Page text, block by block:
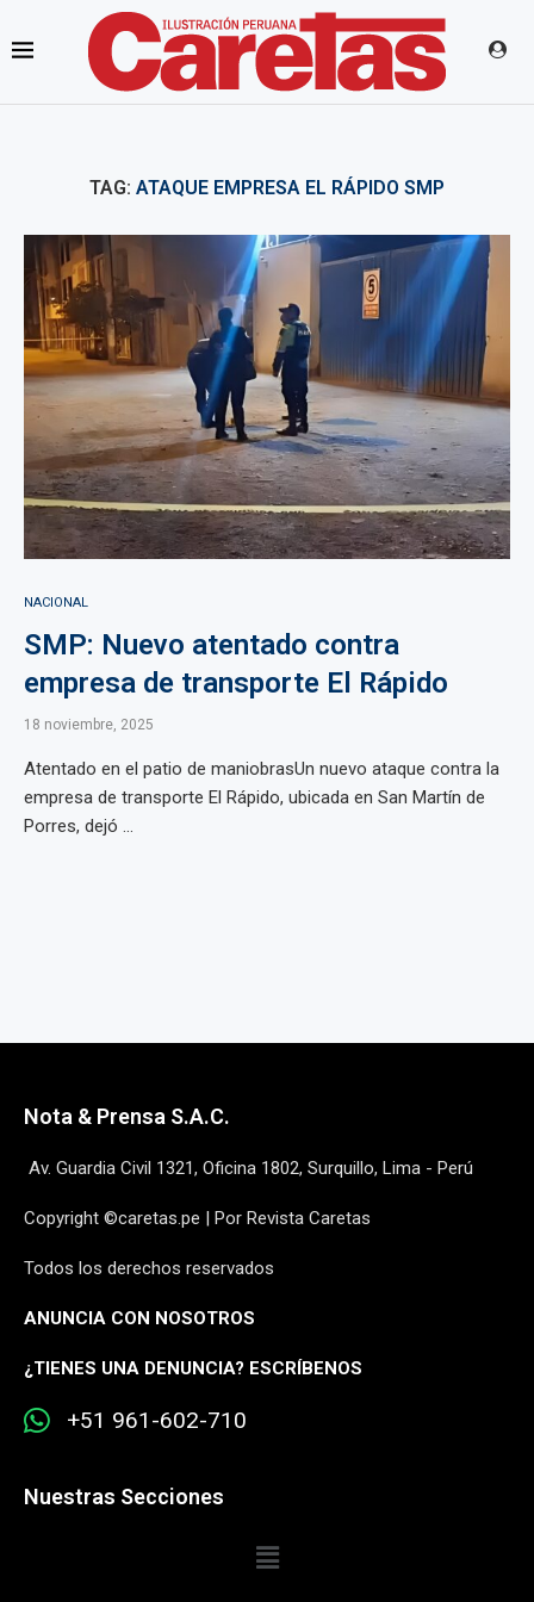
TAG: ATAQUE EMPRESA EL RÁPIDO SMP
NACIONAL
SMP: Nuevo atentado contra
empresa de transporte El Rápido
18 noviembre, 2025
Atentado en el patio de maniobrasUn nuevo ataque contra la
empresa de transporte El Rápido, ubicada en San Martín de
Porres, dejó ...
Nota & Prensa S.A.C.
Av. Guardia Civil 1321, Oficina 1802, Surquillo, Lima - Perú
Copyright ©caretas.pe | Por Revista Caretas
Todos los derechos reservados
ANUNCIA CON NOSOTROS
¿TIENES UNA DENUNCIA? ESCRÍBENOS
+51 961-602-710
Nuestras Secciones